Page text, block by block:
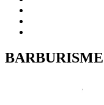
BARBURISME